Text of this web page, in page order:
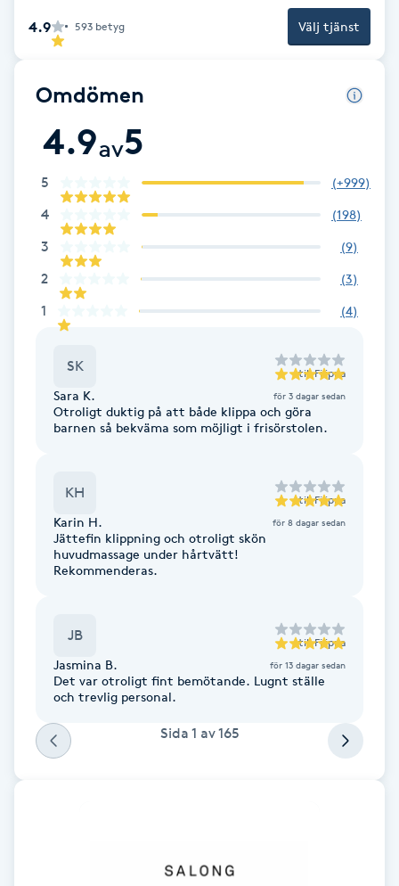
Color correction
Cryoterapi
Damklippning
Dermapen
Diamantslipning
Enzympeeling
Extensions borttagning
Face framing
Fettreducering
Fibromassage
4.9 593 betyg Välj tjänst
Omdömen
4.9av5
5 (+999)
4 (198)
3 (9)
2 (3)
1 (4)
SK till Filippa
Sara K. för 3 dagar sedan
Otroligt duktig på att både klippa och göra
barnen så bekväma som möjligt i frisörstolen.
KH till Filippa
Karin H. för 8 dagar sedan
Jättefin klippning och otroligt skön
huvudmassage under hårtvätt!
Rekommenderas.
JB till Filippa
Jasmina B. för 13 dagar sedan
Det var otroligt fint bemötande. Lugnt ställe
och trevlig personal.
Sida 1 av165